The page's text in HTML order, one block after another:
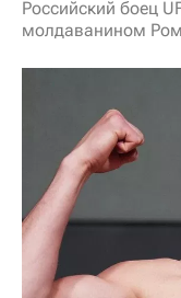
Российский боец
молдаванином